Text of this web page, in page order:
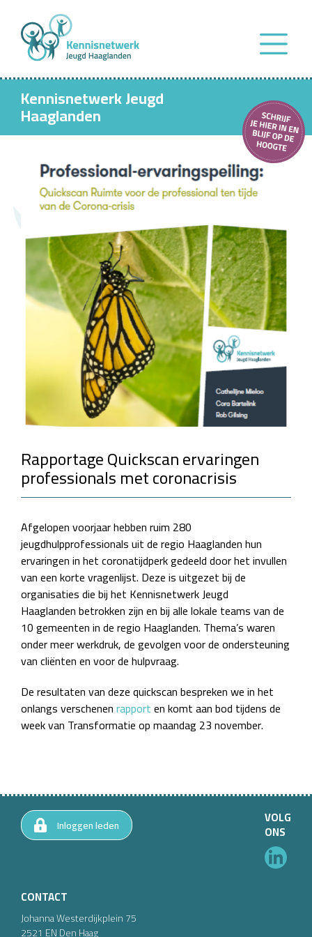
Kennisnetwerk Jeugd
Haaglanden
Rapportage Quickscan ervaringen
professionals met coronacrisis
Afgelopen voorjaar hebben ruim 280
jeugdhulpprofessionals uit de regio Haaglanden hun
ervaringen in het coronatijdperk gedeeld door het invullen
van een korte vragenlijst. Deze is uitgezet bij de
organisaties die bij het Kennisnetwerk Jeugd
Haaglanden betrokken zijn en bij alle lokale teams van de
10 gemeenten in de regio Haaglanden. Thema’s waren
onder meer werkdruk, de gevolgen voor de ondersteuning
van cliënten en voor de hulpvraag.
De resultaten van deze quickscan bespreken we in het
onlangs verschenenrapporten komt aan bod tijdens de
week van Transformatie op maandag 23 november.
CONTACT
Johanna Westerdijkplein75
2521 ENDen Haag
Inloggen leden VOLG
ONS